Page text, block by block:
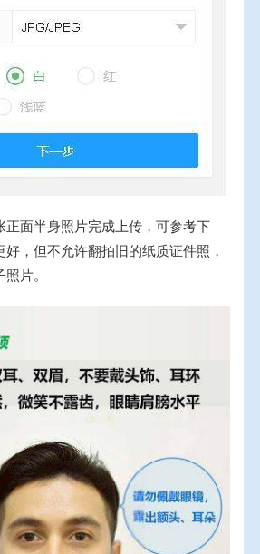
正面半身照片完成上传，可参考下
，但不允许翻拍旧的纸质证件照，
片。